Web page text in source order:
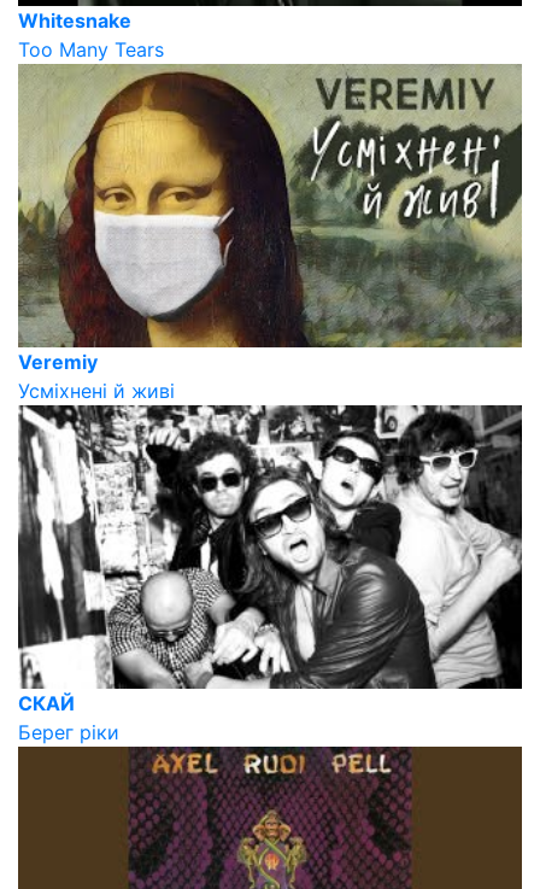
Whitesnake
Too Many Tears
Veremiy
Усміхнені й живі
СКАЙ
Берег ріки